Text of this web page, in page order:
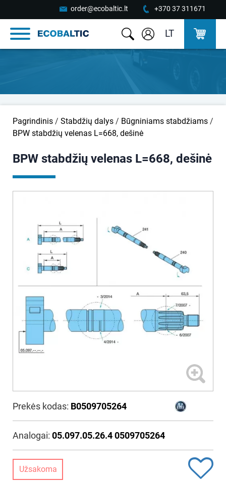
order@ecobaltic.lt +370 37 311671
LT
Pagrindinis / Stabdžių dalys / Būgniniams stabdžiams /
BPW stabdžių velenas L=668, dešinė
BPW stabdžių velenas L=668, dešinė
Prekės kodas: B0509705264
Analogai: 05.097.05.26.4 0509705264
Užsakoma